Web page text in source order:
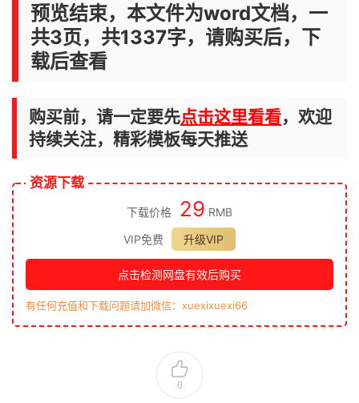
预览结束，本文件为word文档，一
共3页，共1337字，请购买后，下
载后查看
购买前，请一定要先点击这里看看，欢迎
持续关注，精彩模板每天推送
资源下载
下载价格 29 RMB
VIP免费
升级VIP
点击检测网盘有效后购买
有任何充值和下载问题请加微信：xuexixuexi66
0